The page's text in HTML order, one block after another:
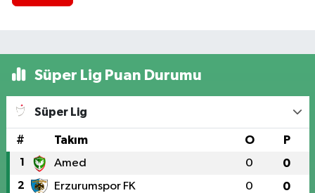
Süper Lig Puan Durumu
Süper Lig
# Takım O P
1 Amed 0 0
2 Erzurumspor FK 0 0